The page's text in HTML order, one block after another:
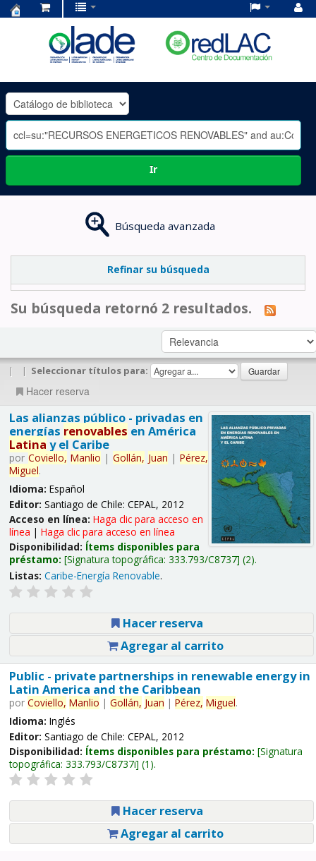
OLADE
-
Ir
Búsqueda avanzada
Refinar su búsqueda
Su búsqueda retornó 2 resultados.
| | Seleccionar títulos para:
Hacer reserva
Las alianzas público - privadas en
energías renovables en América
Latina y el Caribe
por Coviello, Manlio | Gollán, Juan | Pérez,
Miguel.
Idioma: Español
Editor: Santiago de Chile: CEPAL, 2012
Acceso en línea: Haga clic para acceso en
línea | Haga clic para acceso en línea
Disponibilidad: Ítems disponibles para
préstamo: Signatura topográfica: 333.793/C8737 (2).
Listas: Caribe-Energía Renovable.
Hacer reserva
Agregar al carrito
Public - private partnerships in renewable energy in
Latin America and the Caribbean
por Coviello, Manlio | Gollán, Juan | Pérez, Miguel.
Idioma: Inglés
Editor: Santiago de Chile: CEPAL, 2012
Disponibilidad: Ítems disponibles para préstamo: Signatura
topográfica: 333.793/C8737i (1).
Hacer reserva
Agregar al carrito